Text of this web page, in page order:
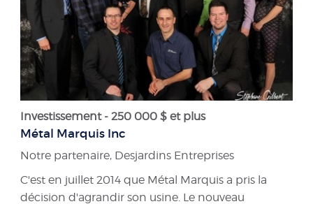
Investissement - 250 000 $ et plus
Métal Marquis Inc
Notre partenaire, Desjardins Entreprises
C'est en juillet 2014 que Métal Marquis a pris la
décision d'agrandir son usine. Le nouveau